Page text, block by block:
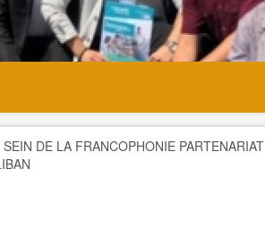
DE LA FRANCOPHONIE PARTENARIAT